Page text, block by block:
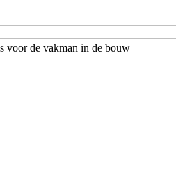
voor de vakman in de bouw